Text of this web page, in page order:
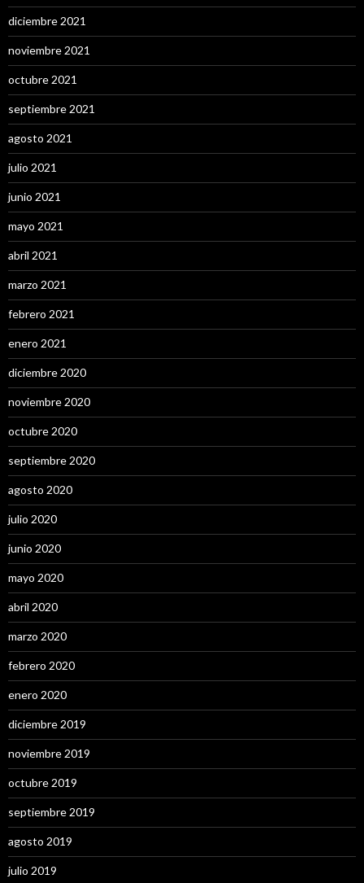
diciembre 2021
noviembre 2021
octubre 2021
septiembre 2021
agosto 2021
julio 2021
junio 2021
mayo 2021
abril 2021
marzo 2021
febrero 2021
enero 2021
diciembre 2020
noviembre 2020
octubre 2020
septiembre 2020
agosto 2020
julio 2020
junio 2020
mayo 2020
abril 2020
marzo 2020
febrero 2020
enero 2020
diciembre 2019
noviembre 2019
octubre 2019
septiembre 2019
agosto 2019
julio 2019